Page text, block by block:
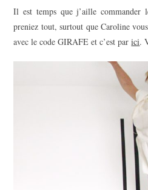
Il est temps que j’aille commander
preniez tout, surtout que Caroline
avec le code GIRAFE et c’est parici.